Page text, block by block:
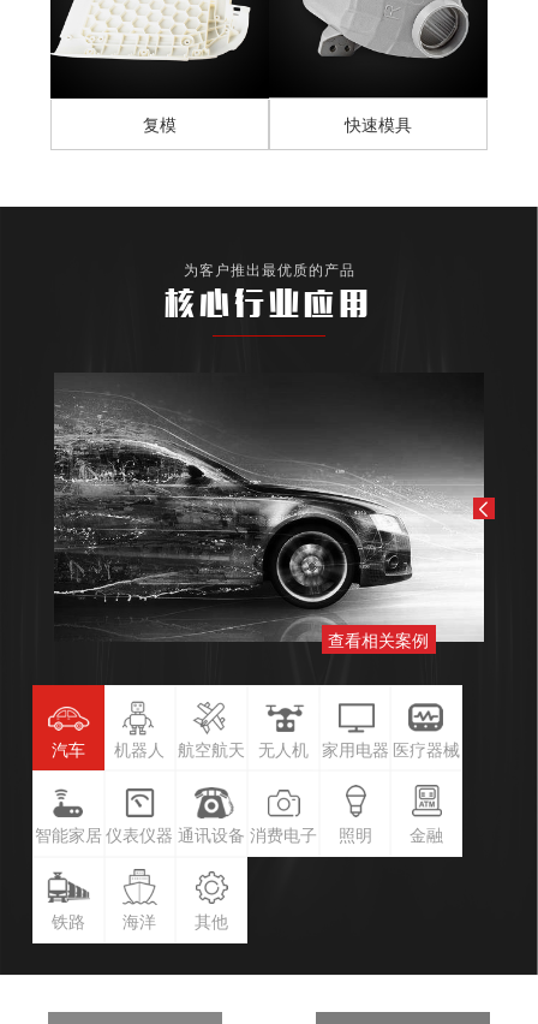
复模 快速模具
为客户推出最优质的产品
核心行业应用
查看相关案例
汽车 机器人 航空航天 无人机 家用电器 医疗器械
智能家居 仪表仪器 通讯设备 消费电子 照明 金融
铁路 海洋 其他